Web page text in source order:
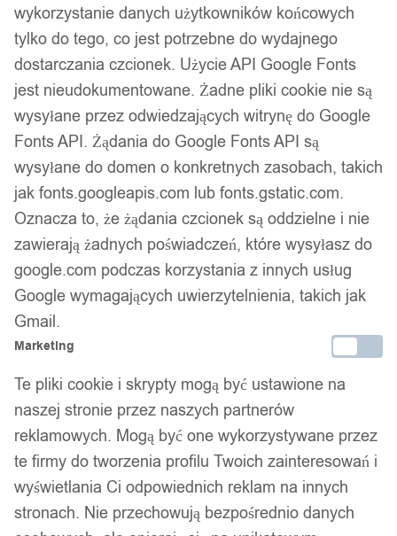
Dostawa w 24h
Zamówienia złożone do 14:00 wysyłamy tego samego dnia.
Kod produktu:CH01
Dostępny w magazynie - szybka dostawa
Dodaj do koszyka
Zamówienia złożone do 14:00 w dni robocze wysyłamy tego
samego dnia.
Zamów telefonicznie
690 690 698
Kod produktu:
CH01
Bezpieczne płatności
wykorzystanie danych użytkowników końcowych
tylko do tego, co jest potrzebne do wydajnego
dostarczania czcionek. Użycie API Google Fonts
jest nieudokumentowane. Żadne pliki cookie nie są
wysyłane przez odwiedzających witrynę do Google
Fonts API. Żądania do Google Fonts API są
wysyłane do domen o konkretnych zasobach, takich
jak fonts.googleapis.com lub fonts.gstatic.com.
Oznacza to, że żądania czcionek są oddzielne i nie
zawierają żadnych poświadczeń, które wysyłasz do
google.com podczas korzystania z innych usług
Google wymagających uwierzytelnienia, takich jak
Gmail.
Marketing
Te pliki cookie i skrypty mogą być ustawione na
naszej stronie przez naszych partnerów
reklamowych. Mogą być one wykorzystywane przez
te firmy do tworzenia profilu Twoich zainteresowań i
wyświetlania Ci odpowiednich reklam na innych
stronach. Nie przechowują bezpośrednio danych